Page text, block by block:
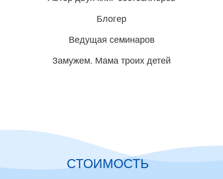
Блогер
Ведущая семинаров
Замужем. Мама троих детей
СТОИМОСТЬ